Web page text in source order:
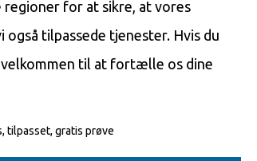
for at sikre, at vores
tilpassede tjenester. Hvis du
velkommen til at fortælle os dine
tilpasset, gratis prøve